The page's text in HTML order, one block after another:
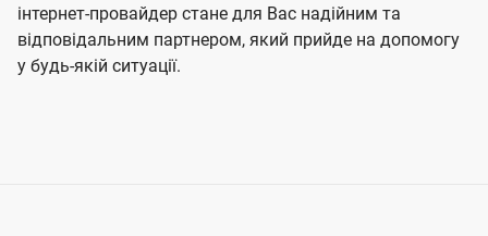
інтернет-провайдер стане для Вас надійним та
відповідальним партнером, який прийде на допомогу
у будь-якій ситуації.